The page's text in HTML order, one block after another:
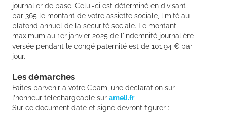
journalier de base. Celui-ci est déterminé en divisant
par 365 le montant de votre assiette sociale, limité au
plafond annuel de la sécurité sociale. Le montant
maximum au 1er janvier 2025 de l'indemnité journalière
versée pendant le congé paternité est de 101.94 € par
jour.
Les démarches
Faites parvenir à votre Cpam, une déclaration sur
l’honneur téléchargeable sur ameli.fr
Sur ce document daté et signé devront figurer :